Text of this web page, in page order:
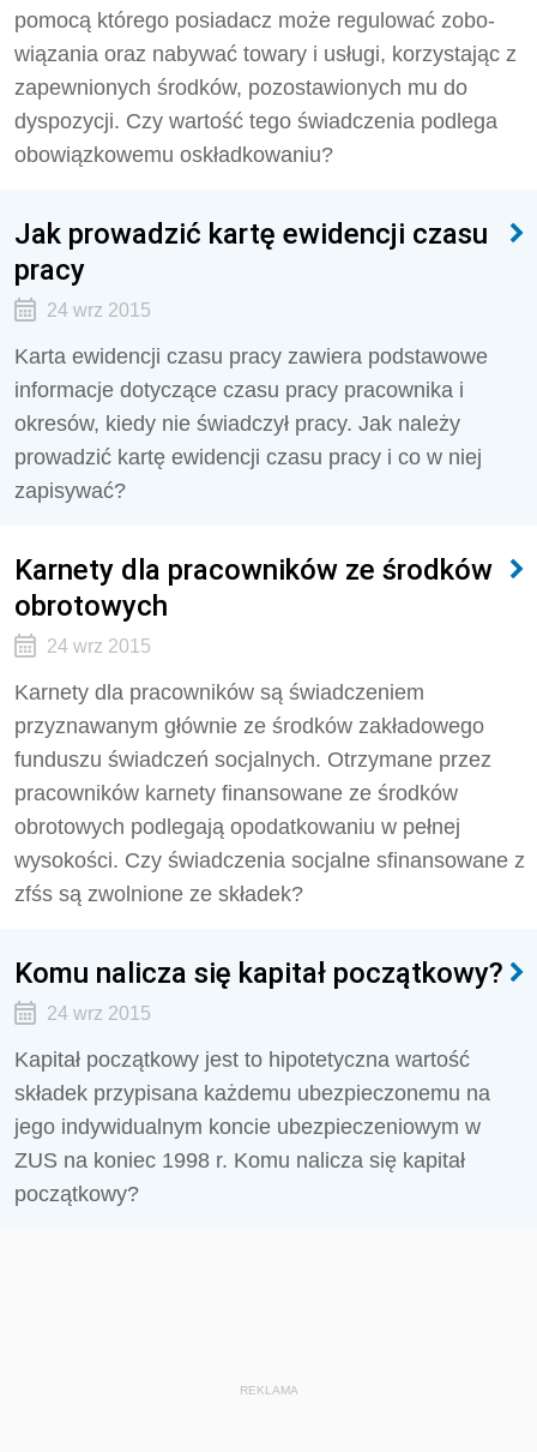
pomocą którego posiadacz może regulować zobo­
wiązania oraz nabywać towary i usługi, korzystając z
zapewnionych środków, pozostawionych mu do
dyspozycji. Czy wartość tego świadczenia podlega
obowiązkowemu oskładkowaniu?
Jak prowadzić kartę ewidencji czasu
pracy
24 wrz 2015
Karta ewidencji czasu pracy zawiera podstawowe
informacje dotyczące czasu pracy pracownika i
okresów, kiedy nie świadczył pracy. Jak należy
prowadzić kartę ewidencji czasu pracy i co w niej
zapisywać?
Karnety dla pracowników ze środków
obrotowych
24 wrz 2015
Karnety dla pracowników są świadczeniem
przyznawanym głównie ze środków zakładowego
funduszu świadczeń socjalnych. Otrzymane przez
pracowników karnety finansowa­ne ze środków
obrotowych podlegają opodatkowa­niu w pełnej
wysokości. Czy świadczenia socjalne sfinansowane z
zfśs są zwolnione ze składek?
Komu nalicza się kapitał początkowy?
24 wrz 2015
Kapitał początkowy jest to hipotetyczna wartość
składek przypisana każde­mu ubezpieczonemu na
jego indywidualnym koncie ubezpieczeniowym w
ZUS na koniec 1998 r. Komu nalicza się kapitał
początkowy?
REKLAMA